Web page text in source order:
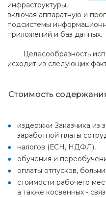
инфраструктуры,
включая аппаратную и
подсистемы
приложений и баз данных.
Целесообразность
исходит из следующих
Стоимость
издержки Заказчика из
заработной платы
налогов (ЕСН, НДФЛ),
обучения и
оплаты отпусков,
стоимости рабочего
а также косвенных -